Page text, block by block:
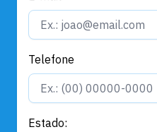
Telefone
Estado: